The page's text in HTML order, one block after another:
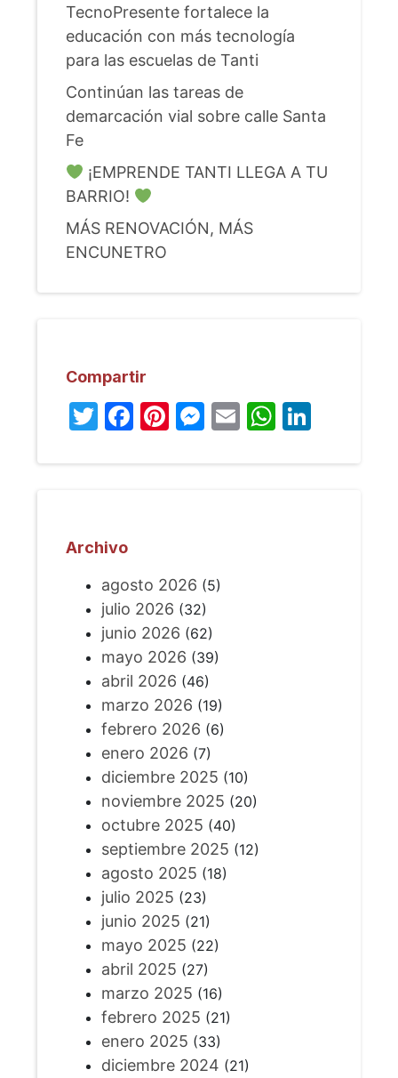
TecnoPresente fortalece la
educación con más tecnología
para las escuelas de Tanti
Continúan las tareas de
demarcación vial sobre calle Santa
Fe
¡EMPRENDE TANTI LLEGA A TU
BARRIO!
MÁS RENOVACIÓN, MÁS
ENCUNETRO
Compartir
Twitter
Facebook
Pinterest
Messenger
Email
Archivo
agosto 2026 (5)
julio 2026 (32)
junio 2026 (62)
mayo 2026 (39)
abril 2026 (46)
marzo 2026 (19)
febrero 2026 (6)
enero 2026 (7)
diciembre 2025 (10)
noviembre 2025 (20)
octubre 2025 (40)
septiembre 2025 (12)
agosto 2025 (18)
julio 2025 (23)
junio 2025 (21)
mayo 2025 (22)
abril 2025 (27)
marzo 2025 (16)
febrero 2025 (21)
enero 2025 (33)
diciembre 2024 (21)